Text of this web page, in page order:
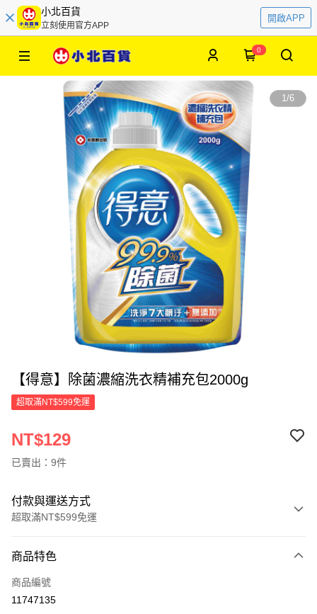
小北百貨
立刻使用官方APP
開啟APP
0
1/6
【得意】除菌濃縮洗衣精補充包2000g
超取滿NT$599免運
NT$129
已賣出：9件
付款與運送方式
超取滿NT$599免運
信用卡一次付款
超商取貨付款
商品特色
商品編號
11747135